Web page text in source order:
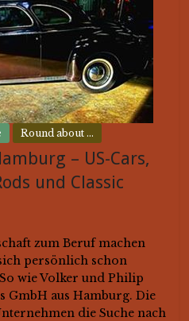
Round about ...
– US-Cars,
und Classic
zum Beruf machen
persönlich schon
wie Volker und Philip
aus Hamburg. Die
die Suche nach